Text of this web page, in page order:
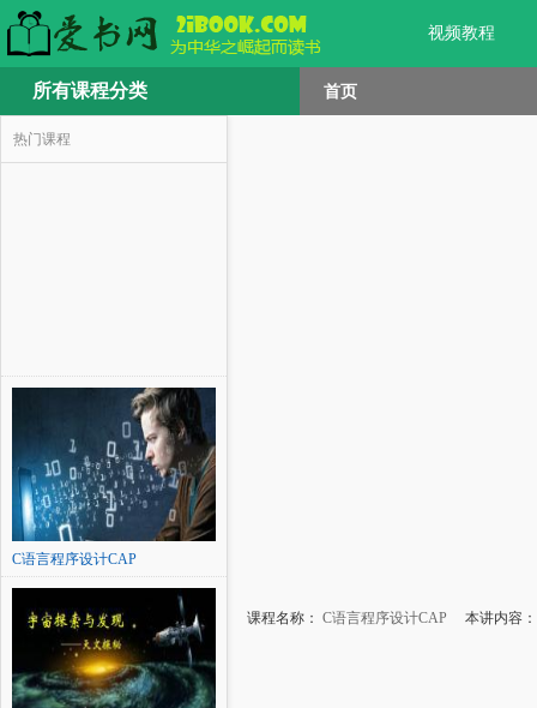
视频教程
所有课程分类 首页
热门课程
C语言程序设计CAP
课程名称： C语言程序设计CAP 本讲内容：